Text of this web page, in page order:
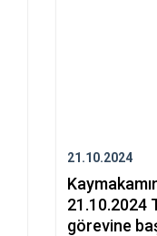
21.10.2024
21.10.2024
görevine